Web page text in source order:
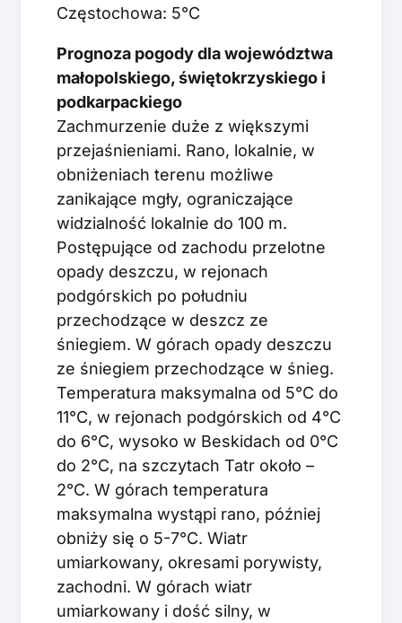
Częstochowa: 5°C
Prognoza pogody dla województwa
małopolskiego, świętokrzyskiego i
podkarpackiego
Zachmurzenie duże z większymi
przejaśnieniami. Rano, lokalnie, w
obniżeniach terenu możliwe
zanikające mgły, ograniczające
widzialność lokalnie do 100 m.
Postępujące od zachodu przelotne
opady deszczu, w rejonach
podgórskich po południu
przechodzące w deszcz ze
śniegiem. W górach opady deszczu
ze śniegiem przechodzące w śnieg.
Temperatura maksymalna od 5°C do
11°C, w rejonach podgórskich od 4°C
do 6°C, wysoko w Beskidach od 0°C
do 2°C, na szczytach Tatr około –
2°C. W górach temperatura
maksymalna wystąpi rano, później
obniży się o 5-7°C. Wiatr
umiarkowany, okresami porywisty,
zachodni. W górach wiatr
umiarkowany i dość silny, w